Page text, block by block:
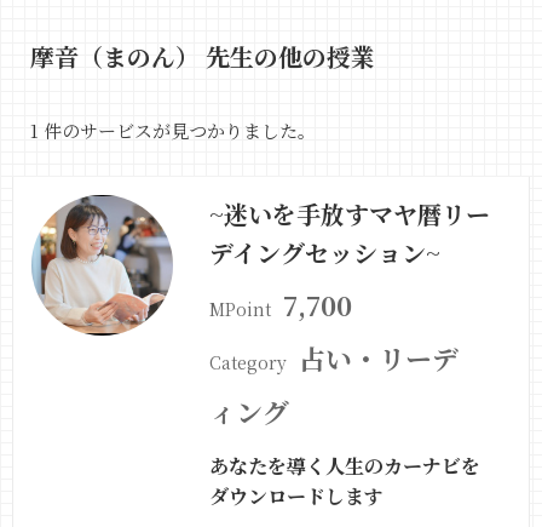
摩音（まのん） 先生の他の授業
1 件のサービスが見つかりました。
~迷いを手放すマヤ暦リー
デイングセッション~
MPoint 7,700
Category
占い・リーデ
ィング
あなたを導く人生のカーナビを
ダウンロードします